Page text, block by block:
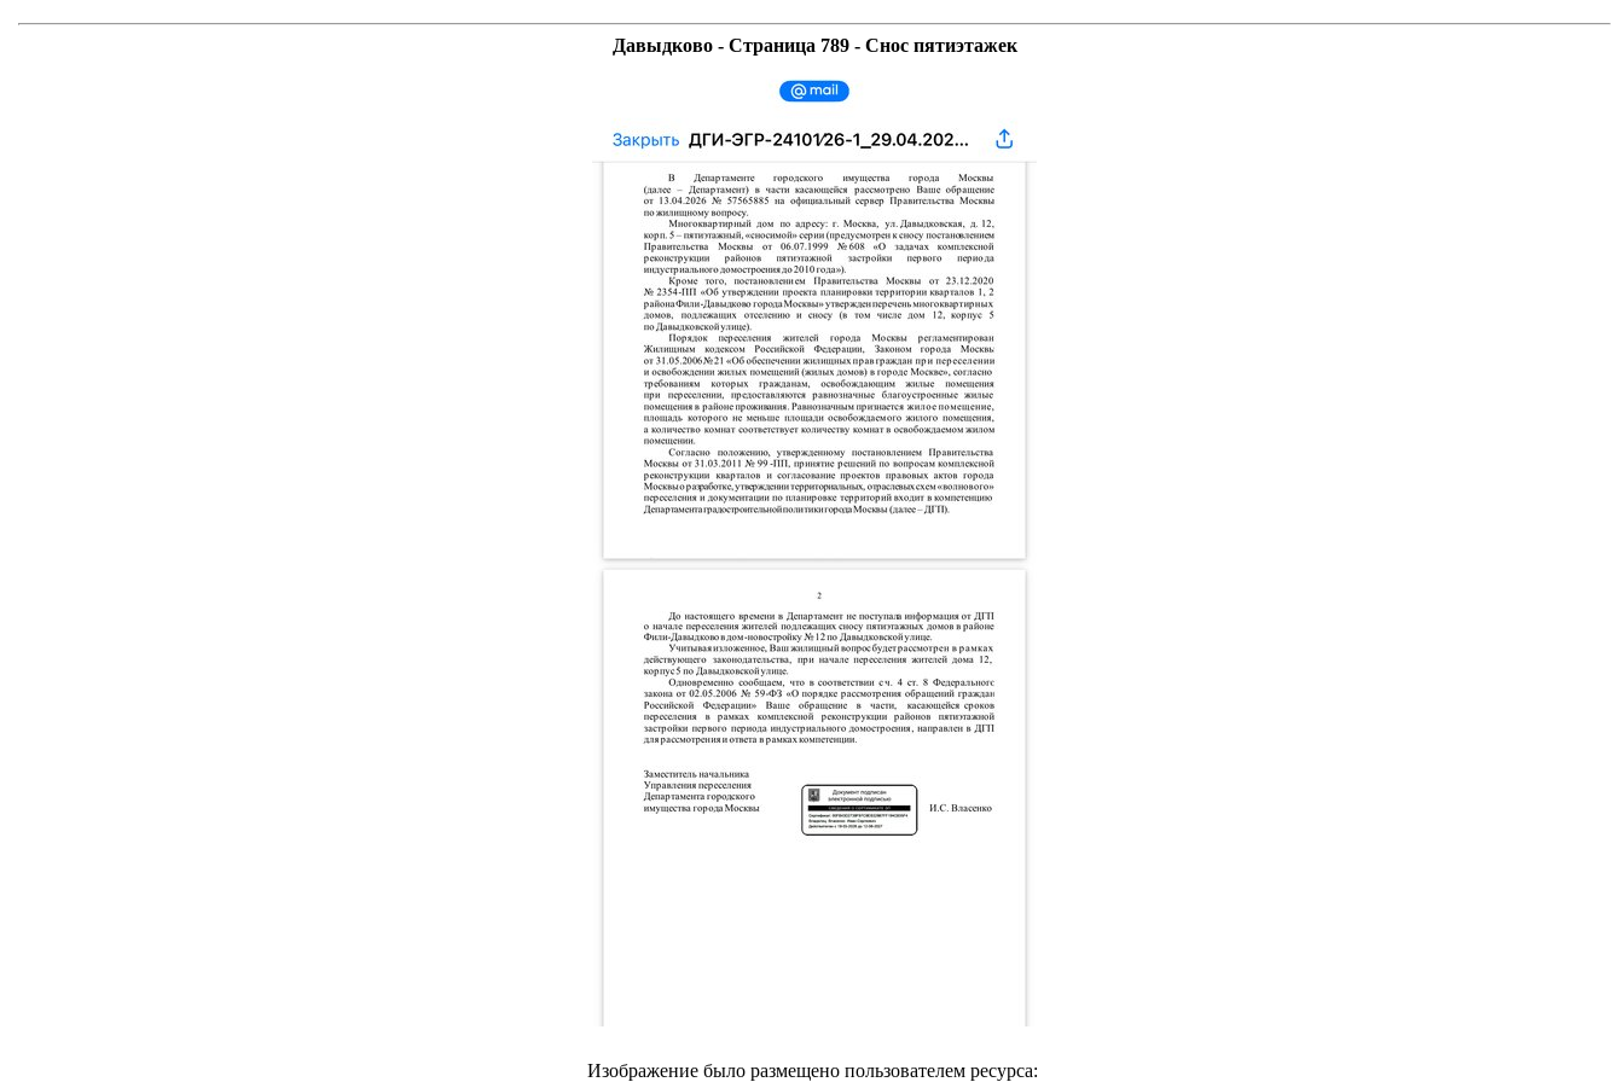
Давыдково - Страница 789 - Снос пятиэтажек
Изображение было размещено пользователем ресурса: